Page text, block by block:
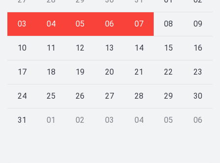
03 04 05 06 07 08 09
10 11 12 13 14 15 16
17 18 19 20 21 22 23
24 25 26 27 28 29 30
31 01 02 03 04 05 06